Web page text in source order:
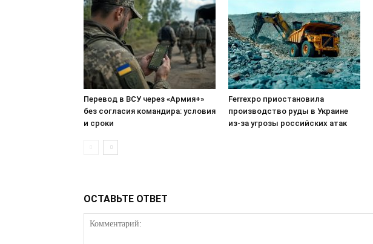
Перевод в ВСУ через «Армия+»
без согласия командира: условия
и сроки
Ferrexpo приостановила
производство руды в Украине
из-за угрозы российских атак
ОСТАВЬТЕ ОТВЕТ